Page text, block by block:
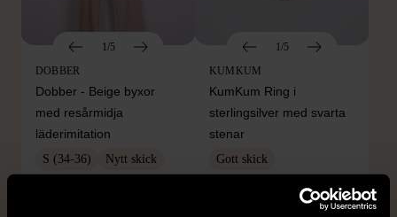
1/5
DOBBER
Dobber - Beige byxor
med resårmidja
läderimitation
S (34-36) Nytt skick
1/5
KUMKUM
KumKum Ring i
sterlingsilver med svarta
stenar
Gott skick